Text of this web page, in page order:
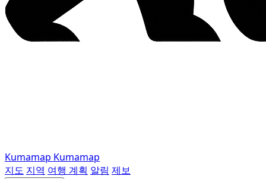
Kumamap Kumamap
지도 지역 여행 계획 알림 제보